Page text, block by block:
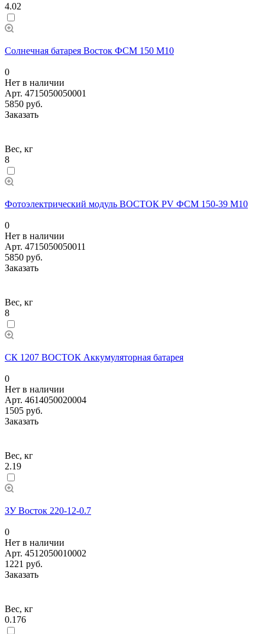
4.02
Солнечная батарея Восток ФСМ 150 М10
0
Нет в наличии
Арт. 4715050050001
5850 руб.
Заказать
Вес, кг
8
Фотоэлектрический модуль ВОСТОК PV ФСМ 150-39 M10
0
Нет в наличии
Арт. 4715050050011
5850 руб.
Заказать
Вес, кг
8
СК 1207 ВОСТОК Аккумуляторная батарея
0
Нет в наличии
Арт. 4614050020004
1505 руб.
Заказать
Вес, кг
2.19
ЗУ Восток 220-12-0.7
0
Нет в наличии
Арт. 4512050010002
1221 руб.
Заказать
Вес, кг
0.176